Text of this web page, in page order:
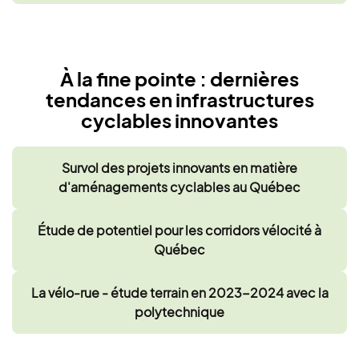
À la fine pointe : dernières
tendances en infrastructures
cyclables innovantes
Survol des projets innovants en matière
d'aménagements cyclables au Québec
Étude de potentiel pour les corridors vélocité à
Québec
La vélo-rue - étude terrain en 2023-2024 avec la
polytechnique